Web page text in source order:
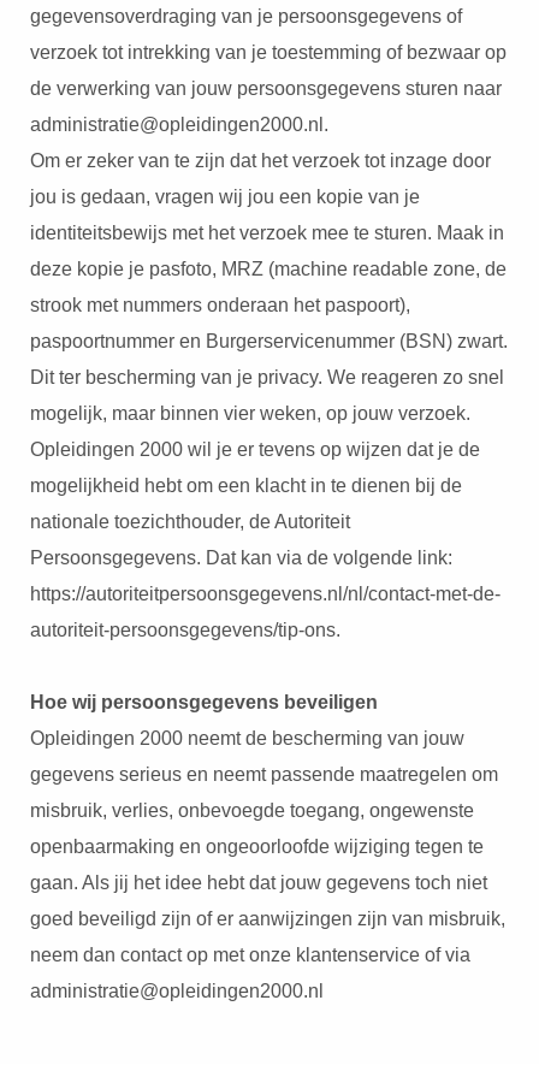
gegevensoverdraging van je persoonsgegevens of
verzoek tot intrekking van je toestemming of bezwaar op
de verwerking van jouw persoonsgegevens sturen naar
administratie@opleidingen2000.nl.
Om er zeker van te zijn dat het verzoek tot inzage door
jou is gedaan, vragen wij jou een kopie van je
identiteitsbewijs met het verzoek mee te sturen. Maak in
deze kopie je pasfoto, MRZ (machine readable zone, de
strook met nummers onderaan het paspoort),
paspoortnummer en Burgerservicenummer (BSN) zwart.
Dit ter bescherming van je privacy. We reageren zo snel
mogelijk, maar binnen vier weken, op jouw verzoek.
Opleidingen 2000 wil je er tevens op wijzen dat je de
mogelijkheid hebt om een klacht in te dienen bij de
nationale toezichthouder, de Autoriteit
Persoonsgegevens. Dat kan via de volgende link:
https://autoriteitpersoonsgegevens.nl/nl/contact-met-de-
autoriteit-persoonsgegevens/tip-ons.
Hoe wij persoonsgegevens beveiligen
Opleidingen 2000 neemt de bescherming van jouw
gegevens serieus en neemt passende maatregelen om
misbruik, verlies, onbevoegde toegang, ongewenste
openbaarmaking en ongeoorloofde wijziging tegen te
gaan. Als jij het idee hebt dat jouw gegevens toch niet
goed beveiligd zijn of er aanwijzingen zijn van misbruik,
neem dan contact op met onze klantenservice of via
administratie@opleidingen2000.nl